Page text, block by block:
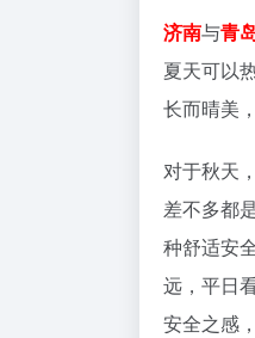
济南与青
夏天可以
长而晴美
对于秋天
差不多都
种舒适安
远，平日
安全之感